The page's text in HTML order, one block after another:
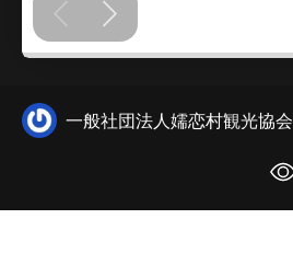
一般社団法人嬬恋村観光協会